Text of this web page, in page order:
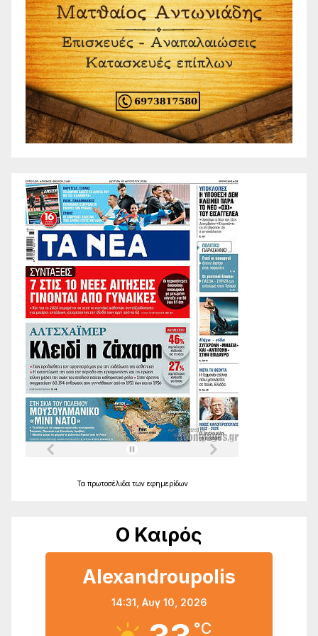
Τα πρωτοσέλιδα των εφημερίδων
Ο Καιρός
Alexandroupolis
14:31, Αυγ 10, 2026
°C